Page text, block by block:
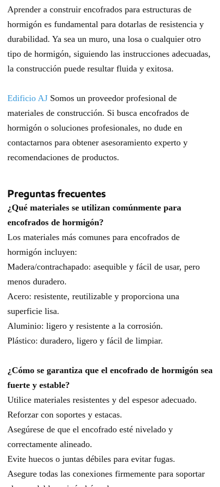
Aprender a construir encofrados para estructuras de
hormigón es fundamental para dotarlas de resistencia y
durabilidad. Ya sea un muro, una losa o cualquier otro
tipo de hormigón, siguiendo las instrucciones adecuadas,
la construcción puede resultar fluida y exitosa.
Edificio AJ Somos un proveedor profesional de
materiales de construcción. Si busca encofrados de
hormigón o soluciones profesionales, no dude en
contactarnos para obtener asesoramiento experto y
recomendaciones de productos.
Preguntas frecuentes
¿Qué materiales se utilizan comúnmente para
encofrados de hormigón?
Los materiales más comunes para encofrados de
hormigón incluyen:
Madera/contrachapado: asequible y fácil de usar, pero
menos duradero.
Acero: resistente, reutilizable y proporciona una
superficie lisa.
Aluminio: ligero y resistente a la corrosión.
Plástico: duradero, ligero y fácil de limpiar.
¿Cómo se garantiza que el encofrado de hormigón sea
fuerte y estable?
Utilice materiales resistentes y del espesor adecuado.
Reforzar con soportes y estacas.
Asegúrese de que el encofrado esté nivelado y
correctamente alineado.
Evite huecos o juntas débiles para evitar fugas.
Asegure todas las conexiones firmemente para soportar